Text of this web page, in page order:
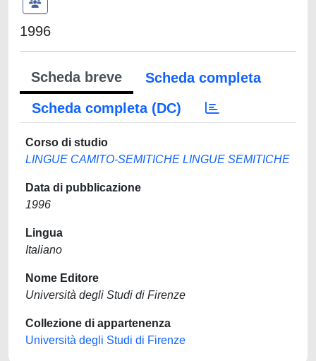
1996
Scheda breve
Scheda completa
Scheda completa (DC)
Corso di studio
LINGUE CAMITO-SEMITICHE LINGUE SEMITICHE
Data di pubblicazione
1996
Lingua
Italiano
Nome Editore
Università degli Studi di Firenze
Collezione di appartenenza
Università degli Studi di Firenze